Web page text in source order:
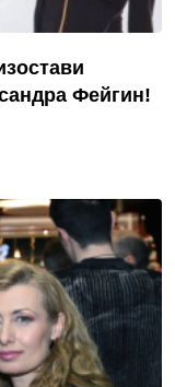
Фейгин!